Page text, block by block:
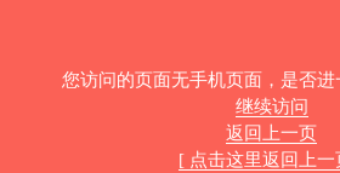
您访问的页面无手机页面，是否进
继续访问
返回上一页
[ 点击这里返回上一